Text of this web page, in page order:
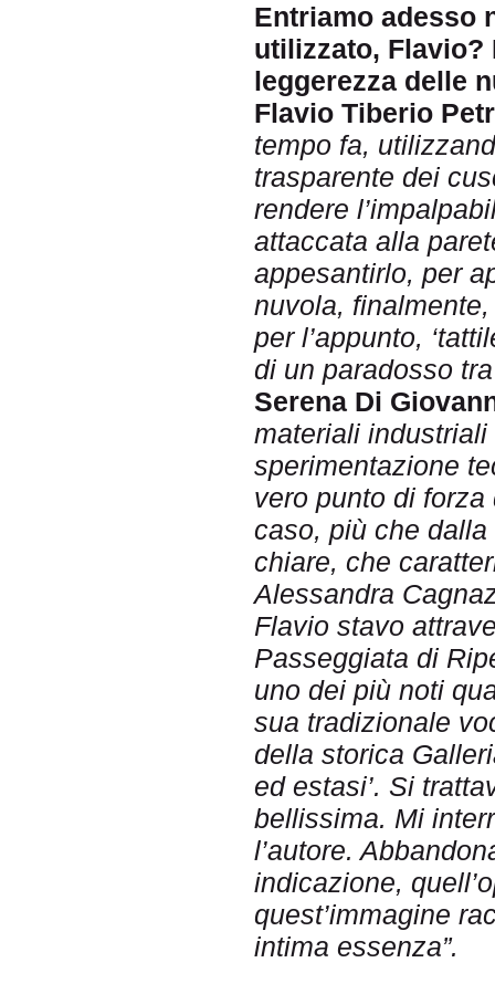
Entriamo adesso
utilizzato, Flavio?
leggerezza delle
Flavio Tiberio
tempo fa,
trasparente dei
rendere
attaccata alla
appesantirlo, per
nuvola,
per l’appunto,
di un paradosso
Serena Di
materiali
sperimentazione
vero punto di
caso, più che
chiare, che
Alessandra
Flavio stavo
Passeggiata di
uno dei più noti
sua tradizionale
della storica
ed estasi’. Si
bellissima. Mi
l’autore.
indicazione,
quest’immagine
intima essenza”.